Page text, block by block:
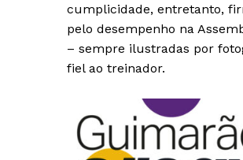
cumplicidade, entretanto,
pelo desempenho na
– sempre ilustradas por
fiel ao treinador.